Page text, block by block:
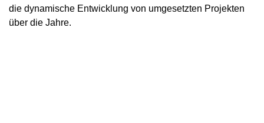
die dynamische Entwicklung von umgesetzten Projekten
über die Jahre.